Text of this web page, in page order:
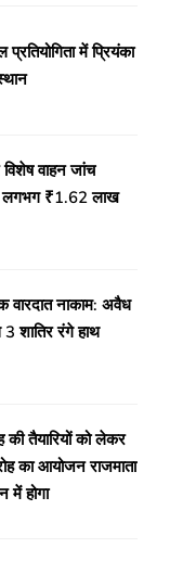
में प्रियंका
विशेष वाहन जांच
लगभग ₹1.62 लाख
वारदात नाकाम: अवैध
शातिर रंगे हाथ
की तैयारियों को लेकर
का आयोजन राजमाता
में होगा